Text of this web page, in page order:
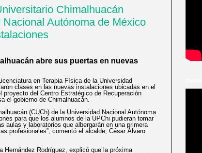
Chimalhuacán
Autónoma de México
abre sus puertas en nuevas
en Terapia Física de la Universidad
clases en las nuevas instalaciones ubicadas en el
del Centro Estratégico de Recuperación
el gobierno de Chimalhuacán.
(CUCh) de la Universidad Nacional Autónoma
para que los alumnos de la UPChi pudieran tomar
aulas y laboratorios que albergarán en una primera
profesionales”, comentó el alcalde, César Álvaro
Hernández Rodríguez, explicó que la próxima